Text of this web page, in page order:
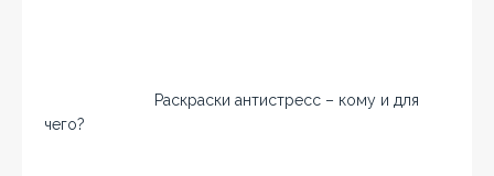
Раскраски антистресс – кому и для
чего?